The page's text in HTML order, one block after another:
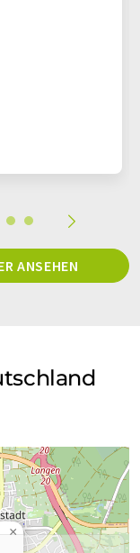
ANSEHEN
×